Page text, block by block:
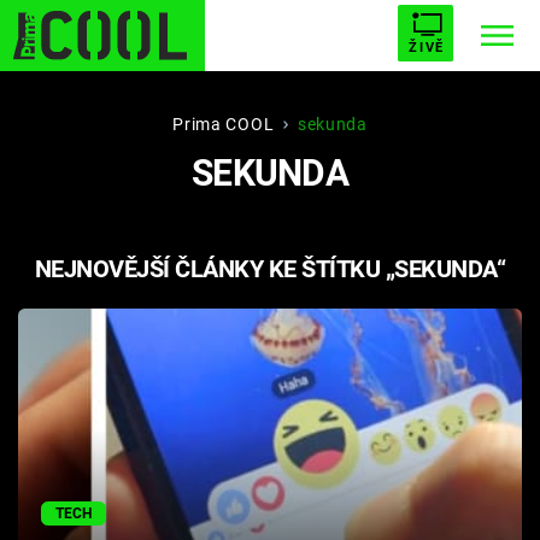
ŽIVĚ
STARHOUSE BUFFY, PŘEMOŽITELKA UPÍRŮ
PLNEJ KOTEL AVENGERS 5
Témata
Filmy
Seriály
Hry
Prima COOL sekunda
SEKUNDA
NEJNOVĚJŠÍ ČLÁNKY KE ŠTÍTKU „SEKUNDA“
TECH